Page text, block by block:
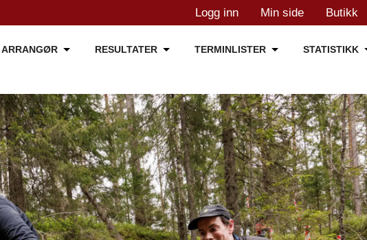
Logg inn Min side Butikk
ARRANGØR RESULTATER TERMINLISTER STATISTIKK